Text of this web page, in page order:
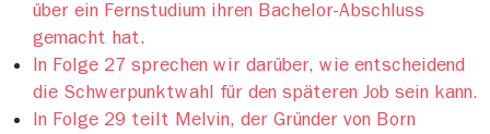
über ein Fernstudium ihren Bachelor-Abschluss
gemacht hat.
In Folge 27 sprechen wir darüber, wie entscheidend
die Schwerpunktwahl für den späteren Job sein kann.
In Folge 29 teilt Melvin, der Gründer von Born